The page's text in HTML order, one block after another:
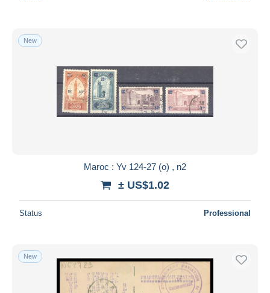
New
Maroc : Yv 124-27 (o) , n2
± US$1.02
Status Professional
New